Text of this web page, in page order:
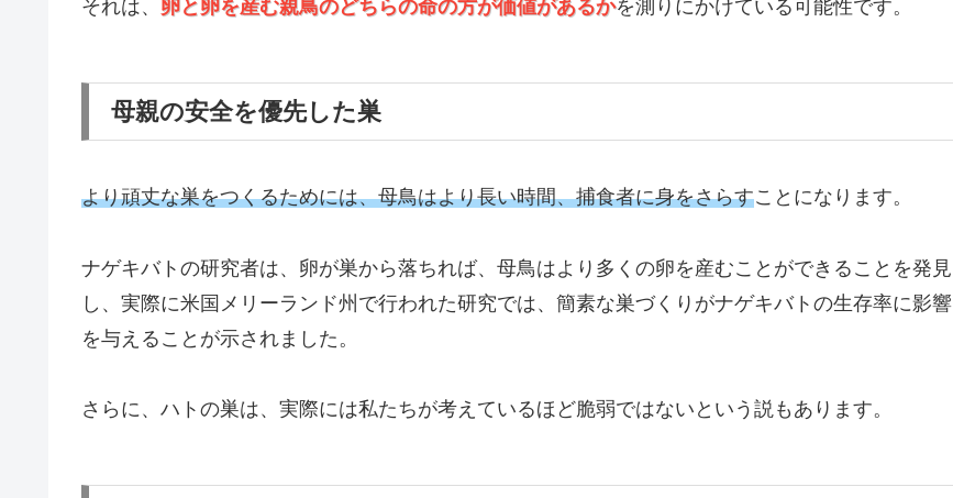
それは、 卵と卵を産む親鳥のどちらの命の方が価値があるかを測りにかけている可能性です。
母親の安全を優先した巣
より頑丈な巣をつくるためには、母鳥はより長い時間、捕食者に身をさらすことになります。
ナゲキバトの研究者は、卵が巣から落ちれば、母鳥はより多くの卵を産むことができることを発見
し、実際に米国メリーランド州で行われた研究では、簡素な巣づくりがナゲキバトの生存率に影響
を与えることが示されました。
さらに、ハトの巣は、実際には私たちが考えているほど脆弱ではないという説もあります。